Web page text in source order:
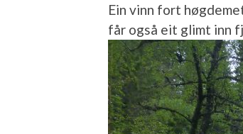
Ein vinn fort
får også eit glimt inn